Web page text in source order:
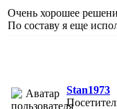
Очень хорошее
По составу я еще
Stan1973